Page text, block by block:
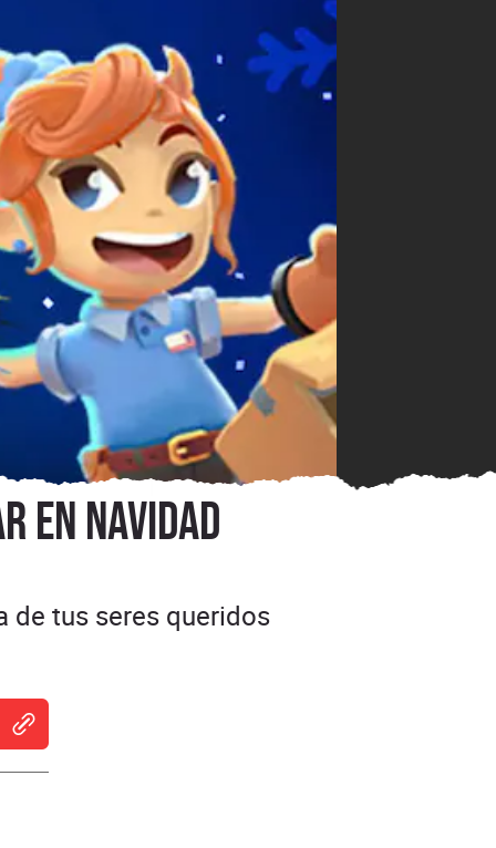
en Navidad
de tus seres queridos
window
in new window